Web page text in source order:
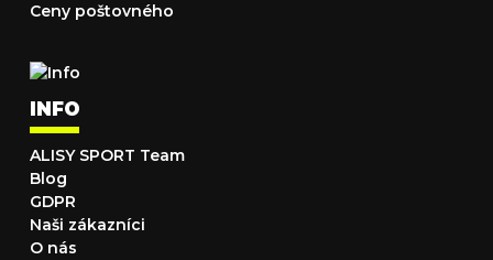
Ceny poštovného
INFO
ALISY SPORT Team
Blog
GDPR
Naši zákazníci
O nás